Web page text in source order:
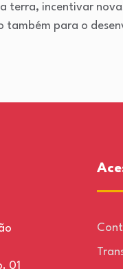
terra, incentivar
também para o
01